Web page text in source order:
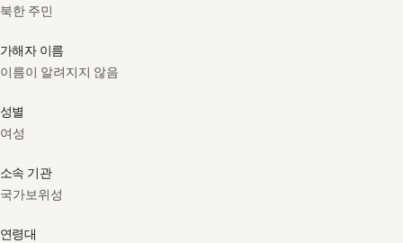
북한 주민
가해자 이름
이름이 알려지지 않음
성별
여성
소속 기관
국가보위성
연령대